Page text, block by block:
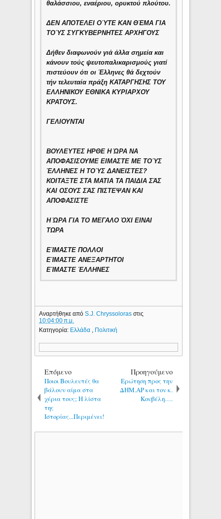
θαλάσσιου, εναέριου, ορυκτού πλούτου.
ΔΕΝ ΑΠΟΤΕΛΕΙ ΟΎΤΕ ΚΑΝ ΘΈΜΑ ΓΙΑ
ΤΟΎΣ ΣΥΓΚΥΒΕΡΝΗΤΕΣ ΑΡΧΗΓΟΥΣ
Δήθεν διαφωνούν γιά άλλα σημεία και
κάνουν τούς ψευτοπαλικαρισμούς γιατί
πιστεύουν ότι οι Έλληνες θά δεχτούν
τήν τελευταία πράξη ΚΑΤΑΡΓΗΣΗΣ ΤΟΥ
ΕΛΛΗΝΙΚΟΥ ΕΘΝΙΚΑ ΚΥΡΙΑΡΧΟΥ
ΚΡΑΤΟΥΣ.
ΓΕΛΙΟΥΝΤΑΙ
ΒΟΥΛΕΥΤΕΣ ΗΡΘΕ Η ΏΡΑ ΝΑ
ΑΠΟΦΑΣΙΣΟΥΜΕ ΕΙΜΑΣΤΕ ΜΕ ΤΟΎΣ
ΈΛΛΗΝΕΣ Η ΤΟΎΣ ΔΑΝΕΙΣΤΕΣ?
ΚΟΙΤΑΞΤΕ ΣΤΑ ΜΑΤΙΑ ΤΑ ΠΑΙΔΙΑ ΣΆΣ
ΚΑΙ ΟΣΟΥΣ ΣΆΣ ΠΙΣΤΕΨΑΝ ΚΑΙ
ΑΠΟΦΑΣΙΣΤΕ
Η ΏΡΑ ΓΙΑ ΤΟ ΜΕΓΑΛΟ ΌΧΙ ΕΙΝΑΙ
ΤΩΡΑ
ΕΊΜΑΣΤΕ ΠΟΛΛΟΙ
ΕΊΜΑΣΤΕ ΑΝΕΞΑΡΤΗΤΟΙ
ΕΊΜΑΣΤΕ ΈΛΛΗΝΕΣ
Αναρτήθηκε απόS.J. Chryssolorasστις
10:04:00 π.μ.
Κατηγορία: Ελλάδα , Πολιτική
Επόμενο
Ποιοι Βουλευτές θα
βάλουν αίμα στα
χέρια τους; Η λίστα
της
Ιστορίας...Περιμένει!
Προηγούμενο
Ερώτηση προς την
ΔΗΜ.ΑΡ και τον κ.
Κουβέλη….